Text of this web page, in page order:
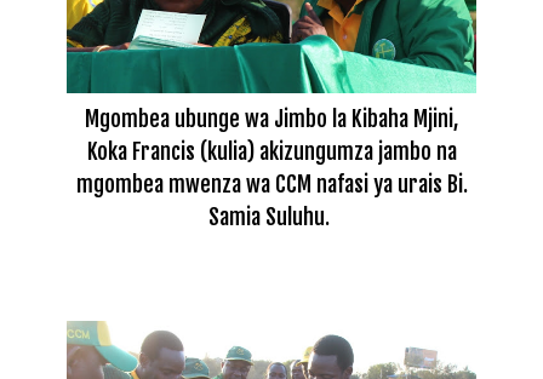
Mgombea ubunge wa Jimbo la Kibaha Mjini,
Koka Francis (kulia) akizungumza jambo na
mgombea mwenza wa CCM nafasi ya urais Bi.
Samia Suluhu.